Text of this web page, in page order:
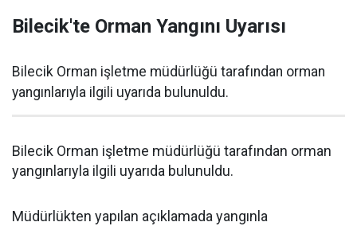
Bilecik'te Orman Yangını Uyarısı
Bilecik Orman işletme müdürlüğü tarafından orman
yangınlarıyla ilgili uyarıda bulunuldu.
Bilecik Orman işletme müdürlüğü tarafından orman
yangınlarıyla ilgili uyarıda bulunuldu.
Müdürlükten yapılan açıklamada yangınla